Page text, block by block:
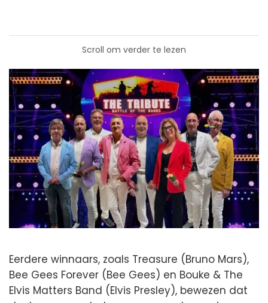
Scroll om verder te lezen
Eerdere winnaars, zoals Treasure (Bruno Mars),
Bee Gees Forever (Bee Gees) en Bouke & The
Elvis Matters Band (Elvis Presley), bewezen dat